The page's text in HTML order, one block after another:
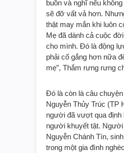
buồn và nghĩ nếu
sẽ đỡ vất vả hơn.
thật may mắn khi luôn
Mẹ đã dành cả cuộc
cho mình. Đó là động
phải cố gắng hơn nữa
mẹ”, Thắm rưng rưng
Đó là còn là câu
Nguyễn Thủy Trúc (TP
người đã vượt qua định
người khuyết tật.
Nguyễn Chánh Tín,
trong một gia đình